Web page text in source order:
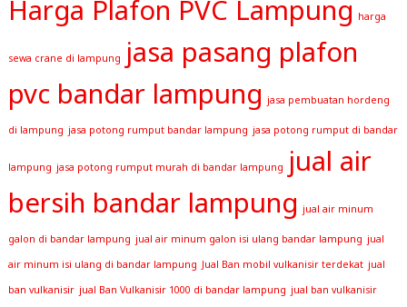
Harga Plafon PVC Lampung harga
sewa crane di lampung
jasa pasang plafon
pvc bandar lampung jasa pembuatan hordeng
di lampung jasa potong rumput bandar lampung jasa potong rumput di bandar
lampung jasa potong rumput murah di bandar lampung
jual air
bersih bandar lampung jual air minum
galon di bandar lampung jual air minum galon isi ulang bandar lampung jual
air minum isi ulang di bandar lampung Jual Ban mobil vulkanisir terdekat jual
ban vulkanisir jual Ban Vulkanisir 1000 di bandar lampung jual ban vulkanisir